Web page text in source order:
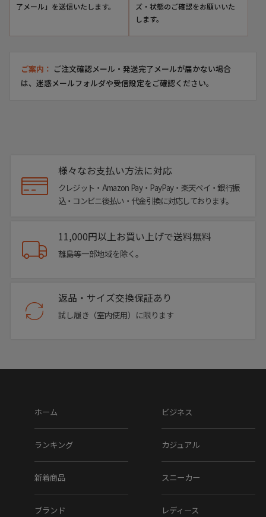
了メール」を送信いたします。
ズ・状態のご確認をお願いいた
します。
ご案内： ご注文確認メール・発送完了メールが届かない場合
は、迷惑メールフォルダや受信設定をご確認ください。
様々なお支払い方法に対応
クレジット・Amazon Pay・PayPay・楽天ペイ・銀行振
込・コンビニ後払い・代金引換に対応しております。
11,000円以上お買い上げで送料無料
離島等一部地域を除く。
返品・サイズ交換保証あり
試し履き（室内使用）に限ります
ホーム
ランキング
新着商品
ブランド
ビジネス
カジュアル
スニーカー
レディース